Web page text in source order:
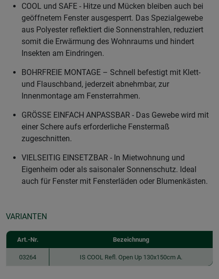
COOL und SAFE - Hitze und Mücken bleiben auch bei
geöffnetem Fenster ausgesperrt. Das Spezialgewebe
aus Polyester reflektiert die Sonnenstrahlen, reduziert
somit die Erwärmung des Wohnraums und hindert
Insekten am Eindringen.
BOHRFREIE MONTAGE – Schnell befestigt mit Klett-
und Flauschband, jederzeit abnehmbar, zur
Innenmontage am Fensterrahmen.
GRÖSSE EINFACH ANPASSBAR - Das Gewebe wird mit
einer Schere aufs erforderliche Fenstermaß
zugeschnitten.
VIELSEITIG EINSETZBAR - In Mietwohnung und
Eigenheim oder als saisonaler Sonnenschutz. Ideal
auch für Fenster mit Fensterläden oder Blumenkästen.
VARIANTEN
Art.-Nr. Bezeichnung
03264 IS COOL Refl. Open Up 130x150cm A.